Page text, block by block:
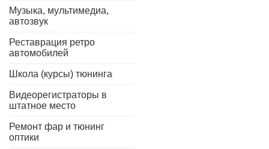
Музыка, мультимедиа,
автозвук
Реставрация ретро
автомобилей
Школа (курсы) тюнинга
Видеорегистраторы в
штатное место
Ремонт фар и тюнинг
оптики